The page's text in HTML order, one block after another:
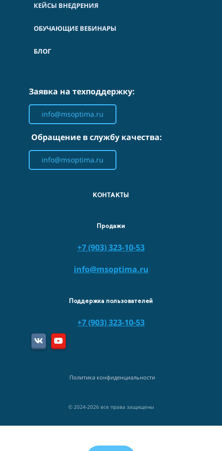
КЕЙСЫ ВНЕДРЕНИЯ
ОБУЧАЮЩИЕ ВЕБИНАРЫ
БЛОГ
Заявка на техподдержку:
info@msoptima.ru
Обращение в службу качества:
info@msoptima.ru
КОНТАКТЫ
Продажи
+7 (903) 323-10-53
info@msoptima.ru
Поддержка пользователей
+7 (903) 323-10-53
Политика конфиденциальности
© 2024-2026 все права защищены